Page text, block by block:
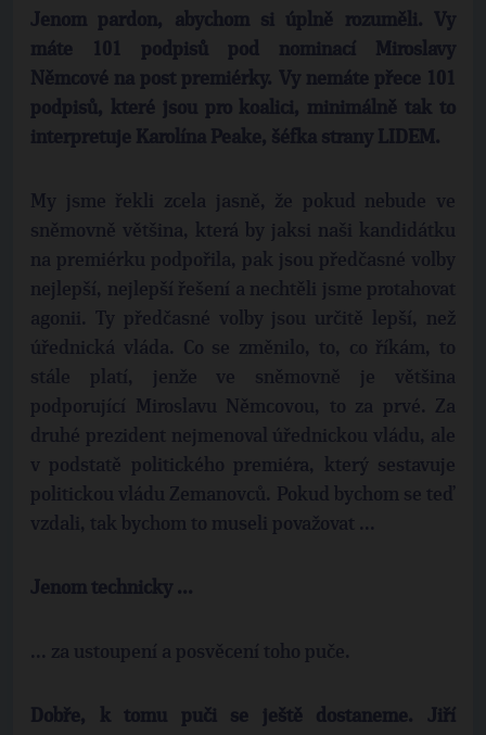
Jenom pardon, abychom si úplně rozuměli. Vy
máte 101 podpisů pod nominací Miroslavy
Němcové na post premiérky. Vy nemáte přece 101
podpisů, které jsou pro koalici, minimálně tak to
interpretuje Karolína Peake, šéfka strany LIDEM.
My jsme řekli zcela jasně, že pokud nebude ve
sněmovně většina, která by jaksi naši kandidátku
na premiérku podpořila, pak jsou předčasné volby
nejlepší, nejlepší řešení a nechtěli jsme protahovat
agonii. Ty předčasné volby jsou určitě lepší, než
úřednická vláda. Co se změnilo, to, co říkám, to
stále platí, jenže ve sněmovně je většina
podporující Miroslavu Němcovou, to za prvé. Za
druhé prezident nejmenoval úřednickou vládu, ale
v podstatě politického premiéra, který sestavuje
politickou vládu Zemanovců. Pokud bychom se teď
vzdali, tak bychom to museli považovat ...
Jenom technicky ...
... za ustoupení a posvěcení toho puče.
Dobře, k tomu puči se ještě dostaneme. Jiří